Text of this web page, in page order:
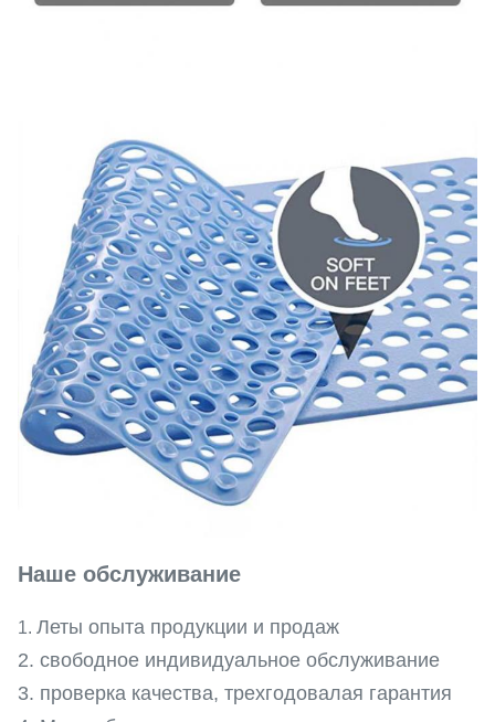
Наше обслуживание
1. Леты опыта продукции и продаж
2. свободное индивидуальное обслуживание
3. проверка качества, трехгодовалая гарантия